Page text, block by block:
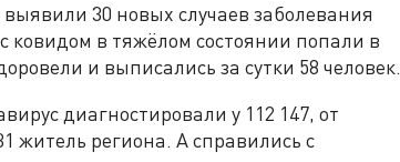
30 новых случаев заболевания
ковидом в тяжёлом состоянии попали в
и выписались за сутки 58 человек.
диагностировали у 112 147, от
житель региона. А справились с